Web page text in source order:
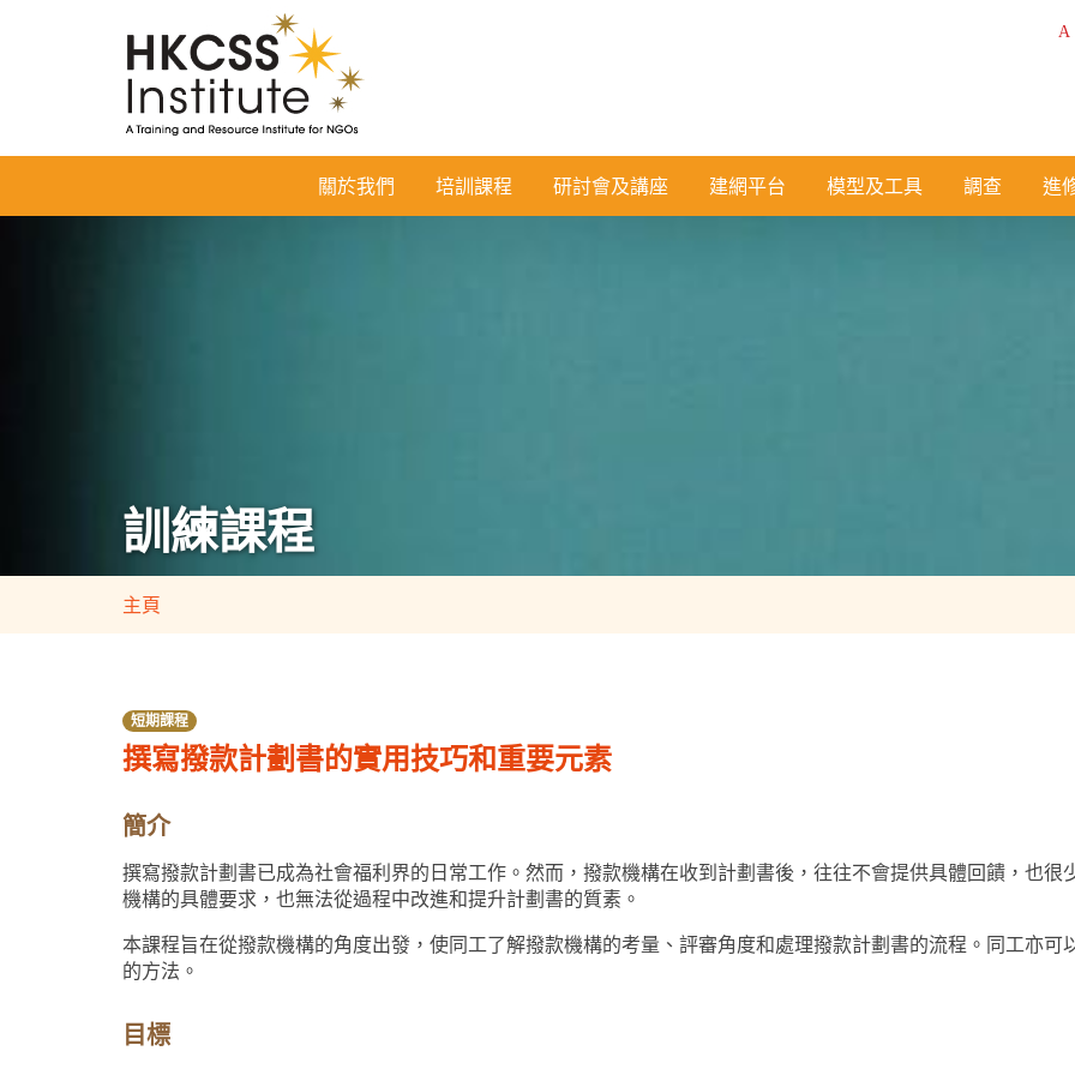
Institute
A
關於我們 培訓課程 研討會及講座 建網平台 模型及工具 調查 進
訓練課程
主頁
短期課程
撰寫撥款計劃書的實用技巧和重要元素
簡介
撰寫撥款計劃書已成為社會福利界的日常工作。然而，撥款機構在收到計劃書後，往往不會提供具體回饋，也
機構的具體要求，也無法從過程中改進和提升計劃書的質素。
本課程旨在從撥款機構的角度出發，使同工了解撥款機構的考量、評審角度和處理撥款計劃書的流程。同工亦
的方法。
目標